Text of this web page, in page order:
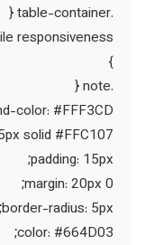
.table-container {
responsiveness */
}
.note {
color: #FFF3CD;
solid #FFC107;
padding: 15px;
margin: 20px 0;
border-radius: 5px;
color: #664D03;